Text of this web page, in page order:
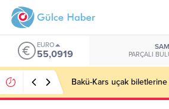
EURO
55,0919 PARÇALI
Bakü-Kars uçak